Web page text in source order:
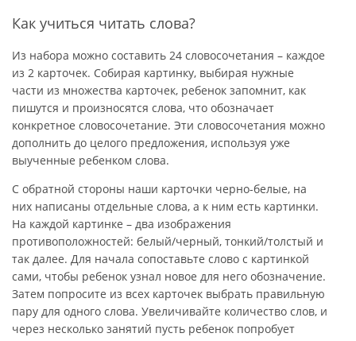
Как учиться читать слова?
Из набора можно составить 24 словосочетания – каждое
из 2 карточек. Собирая картинку, выбирая нужные
части из множества карточек, ребенок запомнит, как
пишутся и произносятся слова, что обозначает
конкретное словосочетание. Эти словосочетания можно
дополнить до целого предложения, используя уже
выученные ребенком слова.
С обратной стороны наши карточки черно-белые, на
них написаны отдельные слова, а к ним есть картинки.
На каждой картинке – два изображения
противоположностей: белый/черный, тонкий/толстый и
так далее. Для начала сопоставьте слово с картинкой
сами, чтобы ребенок узнал новое для него обозначение.
Затем попросите из всех карточек выбрать правильную
пару для одного слова. Увеличивайте количество слов, и
через несколько занятий пусть ребенок попробует